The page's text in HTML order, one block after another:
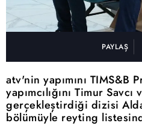
PAYLAŞ
atv'nin yapımını TIMS&B
yapımcılığını Timur
gerçekleştirdiği dizisi
bölümüyle reyting